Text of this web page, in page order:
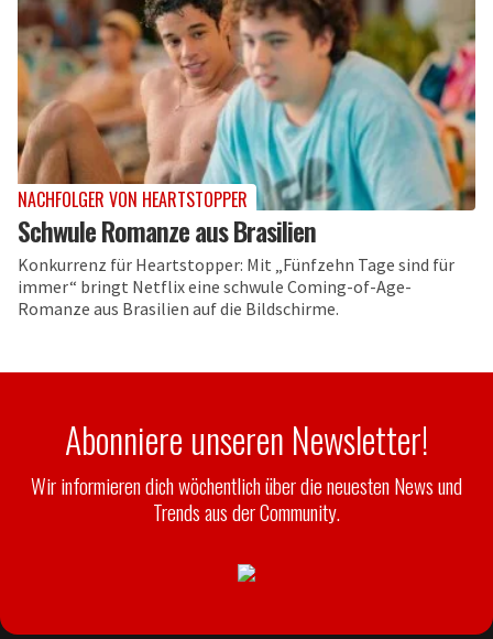
NACHFOLGER VON HEARTSTOPPER
Schwule Romanze aus Brasilien
Konkurrenz für Heartstopper: Mit „Fünfzehn Tage sind für
immer“ bringt Netflix eine schwule Coming-of-Age-
Romanze aus Brasilien auf die Bildschirme.
Abonniere unseren Newsletter!
Wir informieren dich wöchentlich über die neuesten News und
Trends aus der Community.